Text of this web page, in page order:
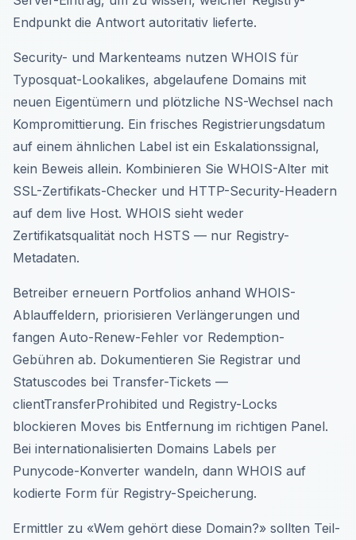
Endpunkt die Antwort autoritativ lieferte.
Security- und Markenteams nutzen WHOIS für
Typosquat-Lookalikes, abgelaufene Domains mit
neuen Eigentümern und plötzliche NS-Wechsel nach
Kompromittierung. Ein frisches Registrierungsdatum
auf einem ähnlichen Label ist ein Eskalationssignal,
kein Beweis allein. Kombinieren Sie WHOIS-Alter mit
SSL-Zertifikats-Checker und HTTP-Security-Headern
auf dem live Host. WHOIS sieht weder
Zertifikatsqualität noch HSTS — nur Registry-
Metadaten.
Betreiber erneuern Portfolios anhand WHOIS-
Ablauffeldern, priorisieren Verlängerungen und
fangen Auto-Renew-Fehler vor Redemption-
Gebühren ab. Dokumentieren Sie Registrar und
Statuscodes bei Transfer-Tickets —
clientTransferProhibited und Registry-Locks
blockieren Moves bis Entfernung im richtigen Panel.
Bei internationalisierten Domains Labels per
Punycode-Konverter wandeln, dann WHOIS auf
kodierte Form für Registry-Speicherung.
Ermittler zu «Wem gehört diese Domain?» sollten Teil-